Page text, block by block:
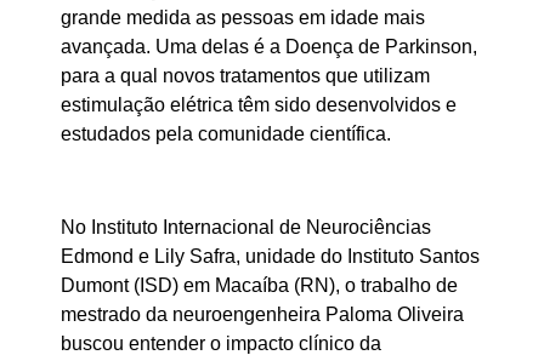
grande medida as pessoas em idade mais
avançada. Uma delas é a Doença de Parkinson,
para a qual novos tratamentos que utilizam
estimulação elétrica têm sido desenvolvidos e
estudados pela comunidade científica.
No Instituto Internacional de Neurociências
Edmond e Lily Safra, unidade do Instituto Santos
Dumont (ISD) em Macaíba (RN), o trabalho de
mestrado da neuroengenheira Paloma Oliveira
buscou entender o impacto clínico da